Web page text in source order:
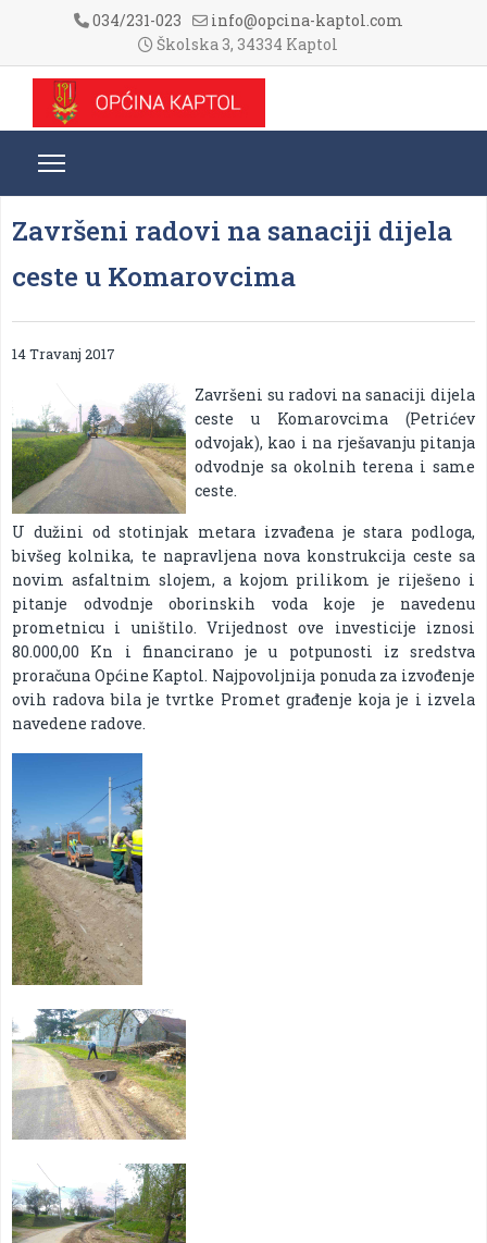
034/231-023
info@opcina-kaptol.com
Školska 3, 34334 Kaptol
Završeni radovi na sanaciji dijela
ceste u Komarovcima
14 Travanj 2017
Završeni su radovi na sanaciji dijela
ceste u Komarovcima (Petrićev
odvojak), kao i na rješavanju pitanja
odvodnje sa okolnih terena i same
ceste.
U dužini od stotinjak metara izvađena je stara podloga,
bivšeg kolnika, te napravljena nova konstrukcija ceste sa
novim asfaltnim slojem, a kojom prilikom je riješeno i
pitanje odvodnje oborinskih voda koje je navedenu
prometnicu i uništilo. Vrijednost ove investicije iznosi
80.000,00 Kn i financirano je u potpunosti iz sredstva
proračuna Općine Kaptol. Najpovoljnija ponuda za izvođenje
ovih radova bila je tvrtke Promet građenje koja je i izvela
navedene radove.